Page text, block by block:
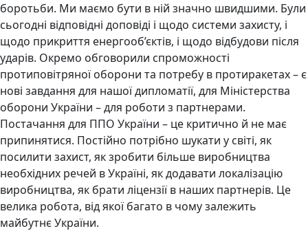
боротьби. Ми маємо бути в ній значно швидшими. Були
сьогодні відповідні доповіді і щодо системи захисту, і
щодо прикриття енергооб’єктів, і щодо відбудови після
ударів. Окремо обговорили спроможності
протиповітряної оборони та потребу в протиракетах – є
нові завдання для нашої дипломатії, для Міністерства
оборони України – для роботи з партнерами.
Постачання для ППО України – це критично й не має
припинятися. Постійно потрібно шукати у світі, як
посилити захист, як зробити більше виробництва
необхідних речей в Україні, як додавати локалізацію
виробництва, як брати ліцензії в наших партнерів. Це
велика робота, від якої багато в чому залежить
майбутнє України.